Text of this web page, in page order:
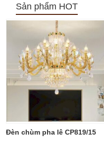
Sản phẩm HOT
Đèn chùm pha lê CP819/15